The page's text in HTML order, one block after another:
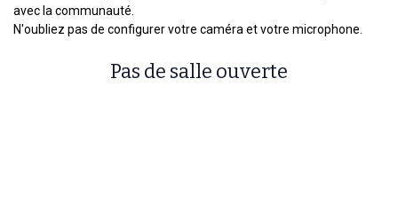
avec la communauté.
N'oubliez pas de configurer votre caméra et votre microphone.
Pas de salle ouverte